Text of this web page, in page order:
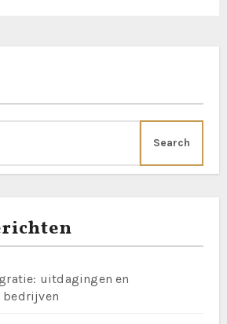
Search
uitdagingen en
bedrijven